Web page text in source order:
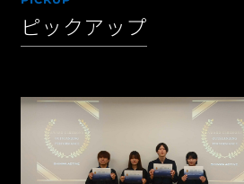
ピックアップ